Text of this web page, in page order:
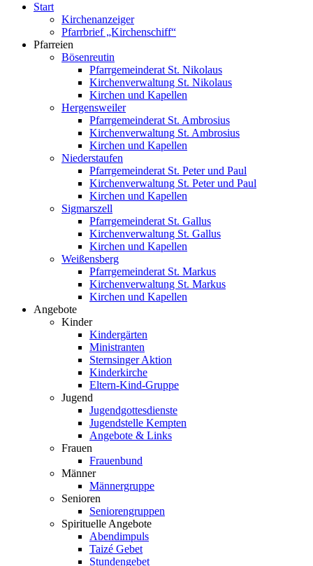
Start
Kirchenanzeiger
Pfarrbrief „Kirchenschiff“
Pfarreien
Bösenreutin
Pfarrgemeinderat St. Nikolaus
Kirchenverwaltung St. Nikolaus
Kirchen und Kapellen
Hergensweiler
Pfarrgemeinderat St. Ambrosius
Kirchenverwaltung St. Ambrosius
Kirchen und Kapellen
Niederstaufen
Pfarrgemeinderat St. Peter und Paul
Kirchenverwaltung St. Peter und Paul
Kirchen und Kapellen
Sigmarszell
Pfarrgemeinderat St. Gallus
Kirchenverwaltung St. Gallus
Kirchen und Kapellen
Weißensberg
Pfarrgemeinderat St. Markus
Kirchenverwaltung St. Markus
Kirchen und Kapellen
Angebote
Kinder
Kindergärten
Ministranten
Sternsinger Aktion
Kinderkirche
Eltern-Kind-Gruppe
Jugend
Jugendgottesdienste
Jugendstelle Kempten
Angebote & Links
Frauen
Frauenbund
Männer
Männergruppe
Senioren
Seniorengruppen
Spirituelle Angebote
Abendimpuls
Taizé Gebet
Stundengebet